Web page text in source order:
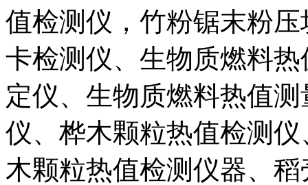
值检测仪，竹粉锯末粉
卡检测仪、生物质燃料
定仪、生物质燃料热值
仪、桦木颗粒热值检测
木颗粒热值检测仪器、